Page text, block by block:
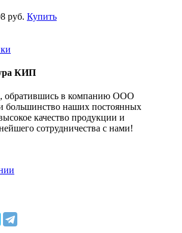
руб. Купить
КИП
обратившись в компанию ООО
большинство наших постоянных
качество продукции и
сотрудничества с нами!